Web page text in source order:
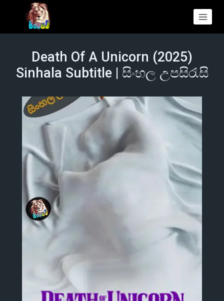
Death Of A Unicorn (2025)
Sinhala Subtitle | සිංහල උපසිරැසි